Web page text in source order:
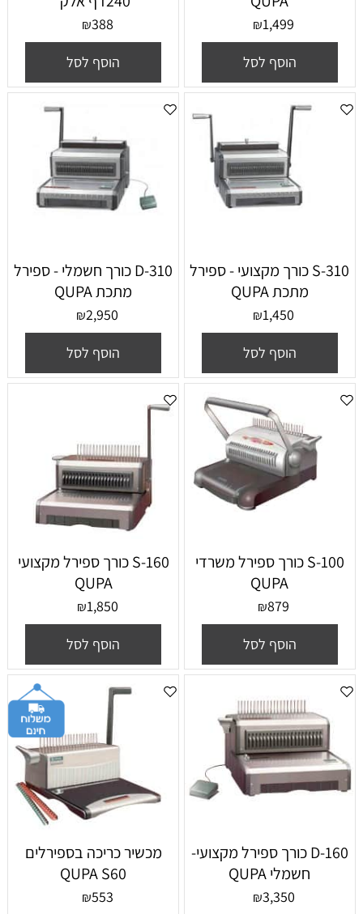
₪1,499
הוסף לסל
₪388
הוסף לסל
310-S כורך מקצועי - ספירל
מתכת QUPA
₪1,450
הוסף לסל
310-D כורך חשמלי - ספירל
מתכת QUPA
₪2,950
הוסף לסל
100-S כורך ספירל משרדי
QUPA
₪879
הוסף לסל
160-S כורך ספירל מקצועי
QUPA
₪1,850
הוסף לסל
160-D כורך ספירל מקצועי-
חשמלי QUPA
₪3,350
‏מכשיר כריכה בספירלים
QUPA S60
₪553